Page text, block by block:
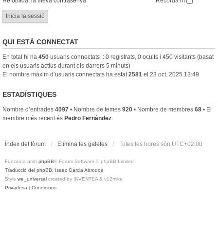
QUI ESTÀ CONNECTAT
En total hi ha 450 usuaris connectats :: 0 registrats, 0 ocults i 450 visitants (basat
en els usuaris actius durant els darrers 5 minuts)
El nombre màxim d’usuaris connectats ha estat 2581 el 23 oct. 2025 13:49
ESTADÍSTIQUES
Nombre d’entrades 4097 • Nombre de temes 920 • Nombre de membres 68 • El
membre més recent és Pedro Fernández
Índex del fòrum Elimina les galetes Totes les hores són UTC+02:00
Funciona amb phpBB® Forum Software © phpBB Limited
Traducció del phpBB: Isaac Garcia Abrodos
Style we_universal created by INVENTEA & v12mike
Privadesa | Condicions